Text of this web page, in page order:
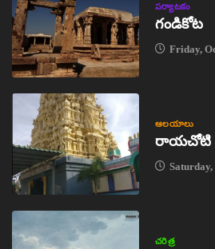
పర్యాటకం
గండికోట
Friday,
ఆలయాలు
రాయచోటి
Saturday,
చరిత్ర